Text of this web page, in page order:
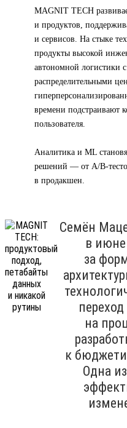
MAGNIT TECH
и продуктов,
и сервисов. На стыке
продукты высокой
автономной логистики
распределительными
времени подстраивают
пользователя.
Аналитика и ML
решений — от A/B-
в продакшен.
Семён
в июне
за
на
к
Одна